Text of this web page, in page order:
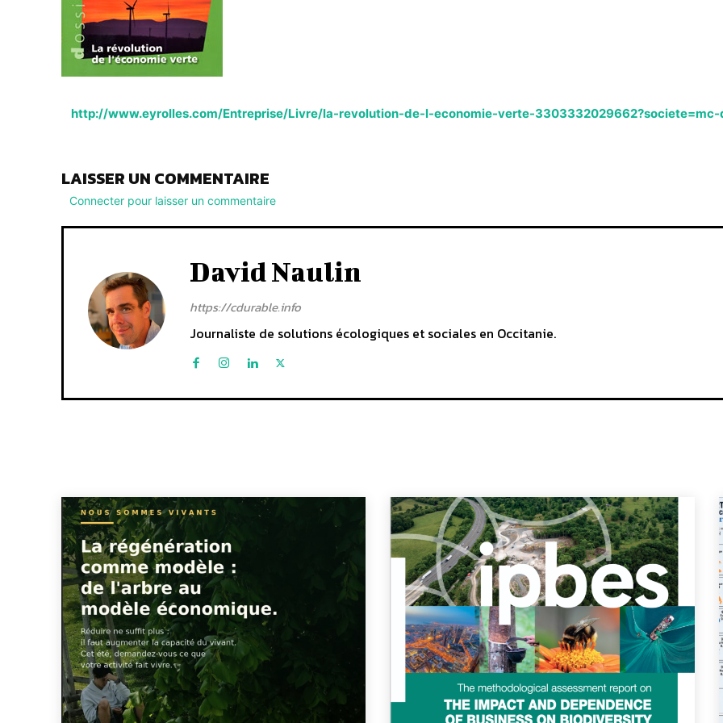
http://www.eyrolles.com/Entreprise/Livre/la-revolution-de-l-economie-verte-3303332029662?societe=mc-
LAISSER UN COMMENTAIRE
Connecter pour laisser un commentaire
David Naulin
https://cdurable.info
Journaliste de solutions écologiques et sociales en Occitanie.